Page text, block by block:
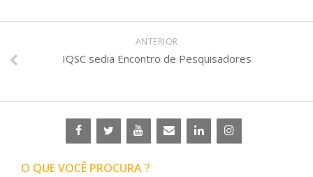
ANTERIOR
IQSC sedia Encontro de Pesquisadores
O QUE VOCÊ PROCURA ?